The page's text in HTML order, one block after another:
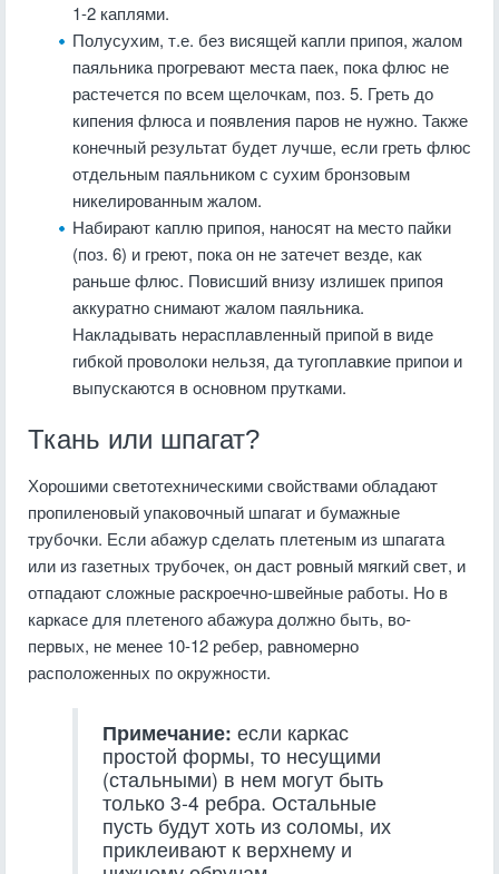
1-2 каплями.
Полусухим, т.е. без висящей капли припоя, жалом
паяльника прогревают места паек, пока флюс не
растечется по всем щелочкам, поз. 5. Греть до
кипения флюса и появления паров не нужно. Также
конечный результат будет лучше, если греть флюс
отдельным паяльником с сухим бронзовым
никелированным жалом.
Набирают каплю припоя, наносят на место пайки
(поз. 6) и греют, пока он не затечет везде, как
раньше флюс. Повисший внизу излишек припоя
аккуратно снимают жалом паяльника.
Накладывать нерасплавленный припой в виде
гибкой проволоки нельзя, да тугоплавкие припои и
выпускаются в основном прутками.
Ткань или шпагат?
Хорошими светотехническими свойствами обладают
пропиленовый упаковочный шпагат и бумажные
трубочки. Если абажур сделать плетеным из шпагата
или из газетных трубочек, он даст ровный мягкий свет, и
отпадают сложные раскроечно-швейные работы. Но в
каркасе для плетеного абажура должно быть, во-
первых, не менее 10-12 ребер, равномерно
расположенных по окружности.
Примечание: если каркас
простой формы, то несущими
(стальными) в нем могут быть
только 3-4 ребра. Остальные
пусть будут хоть из соломы, их
приклеивают к верхнему и